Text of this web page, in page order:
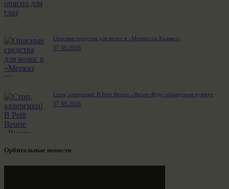
Опасные средства для волос в «Мерказ ха-Халакот»
07.08.2026
Стоп, аллергики! В Petit Beurre «Вилли-Фуд» обнаружен кунжут
07.08.2026
Орбитальные новости